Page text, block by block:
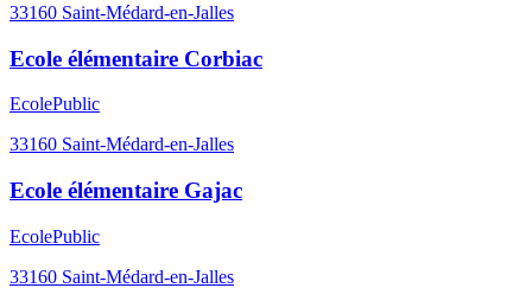
33160 Saint-Médard-en-Jalles
Ecole élémentaire Corbiac
EcolePublic
33160 Saint-Médard-en-Jalles
Ecole élémentaire Gajac
EcolePublic
33160 Saint-Médard-en-Jalles